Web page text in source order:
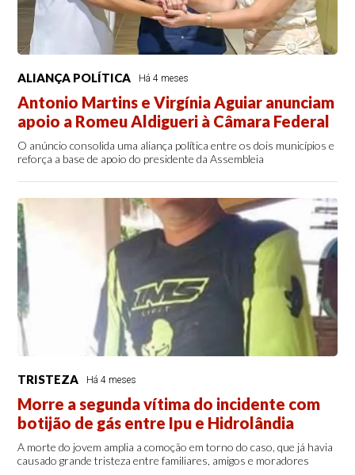
ALIANÇA POLÍTICA Há 4 meses
Antonio Martins e Virgínia Aguiar anunciam
apoio a Romeu Aldigueri à Câmara Federal
O anúncio consolida uma aliança política entre os dois municípios e
reforça a base de apoio do presidente da Assembleia
TRISTEZA Há 4 meses
Morre a segunda vítima do incidente com
botijão de gás entre Ipu e Hidrolândia
A morte do jovem amplia a comoção em torno do caso, que já havia
causado grande tristeza entre familiares, amigos e moradores